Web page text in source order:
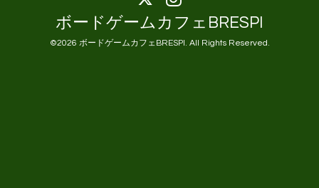
ボードゲームカフェBRESPI
©2026 ボードゲームカフェBRESPI . All Rights Reserved.